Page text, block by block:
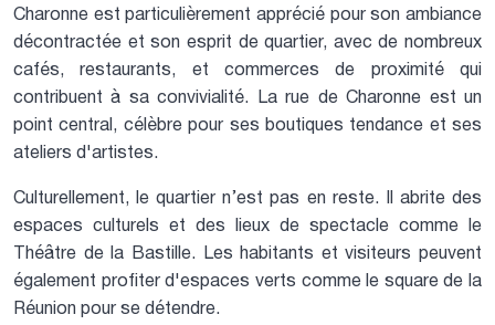
Charonne est particulièrement apprécié pour son ambiance
décontractée et son esprit de quartier, avec de nombreux
cafés, restaurants, et commerces de proximité qui
contribuent à sa convivialité. La rue de Charonne est un
point central, célèbre pour ses boutiques tendance et ses
ateliers d'artistes.
Culturellement, le quartier n’est pas en reste. Il abrite des
espaces culturels et des lieux de spectacle comme le
Théâtre de la Bastille. Les habitants et visiteurs peuvent
également profiter d'espaces verts comme le square de la
Réunion pour se détendre.